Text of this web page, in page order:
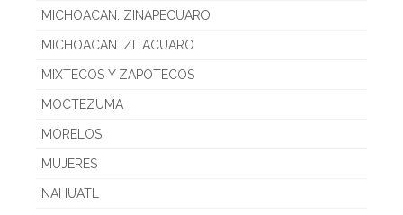
MICHOACAN. ZINAPECUARO
MICHOACAN. ZITACUARO
MIXTECOS Y ZAPOTECOS
MOCTEZUMA
MORELOS
MUJERES
NAHUATL